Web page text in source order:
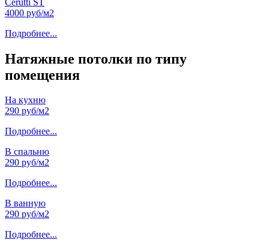
4000 руб/м2
Подробнее...
Натяжные потолки по типу
помещения
На кухню
290 руб/м2
Подробнее...
В спальню
290 руб/м2
Подробнее...
В ванную
290 руб/м2
Подробнее...